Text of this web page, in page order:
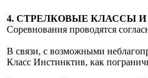
4. СТРЕЛКОВЫЕ КЛАССЫ
Соревнования проводятся
В связи, с возможными
Класс Инстинктив, как